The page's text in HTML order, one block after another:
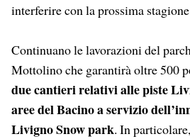
interferire con la prossima
Continuano le lavorazioni del
Mottolino che garantirà oltre 500
due cantieri relativi alle piste
aree del Bacino a servizio
Livigno Snow park. In